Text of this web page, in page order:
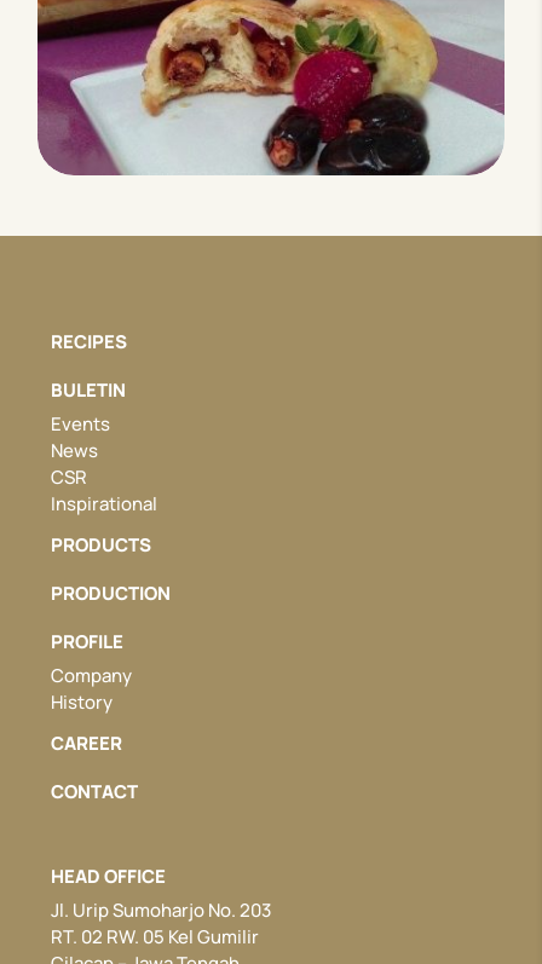
RECIPES
BULETIN
Events
News
CSR
Inspirational
PRODUCTS
PRODUCTION
PROFILE
Company
History
CAREER
CONTACT
HEAD OFFICE
Jl. Urip Sumoharjo No. 203
RT. 02 RW. 05 Kel Gumilir